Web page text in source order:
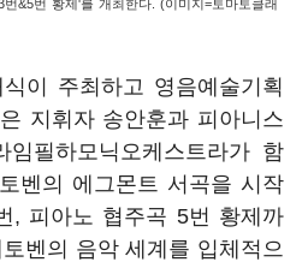
&5번 황제'를 개최한다. (이미지=토마토클래
식이 주최하고 영음예술기획
지휘자 송안훈과 피아니스
임필하모닉오케스트라가 함
벤의 에그몬트 서곡을 시작
, 피아노 협주곡 5번 황제까
벤의 음악 세계를 입체적으